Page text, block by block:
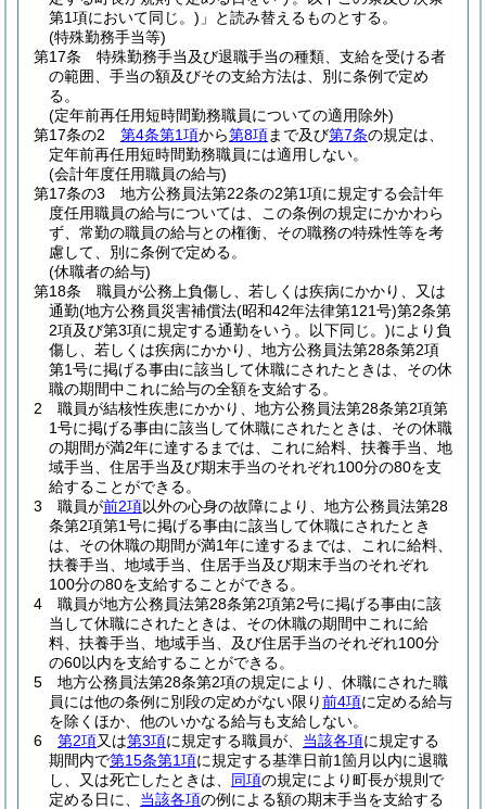
第1項において同じ。) 」と読み替えるものとする。
(特殊勤務手当等)
第17条
特殊勤務手当及び退職手当の種類、支給を受ける者
の範囲、手当の額及びその支給方法は、別に条例で定め
る。
(定年前再任用短時間勤務職員についての適用除外)
第17条の2
第4条第1項から第8項まで及び第7条の規定は、
定年前再任用短時間勤務職員には適用しない。
(会計年度任用職員の給与)
第17条の3
地方公務員法第22条の2第1項に規定する会計年
度任用職員の給与については、この条例の規定にかかわら
ず、常勤の職員の給与との権衡、その職務の特殊性等を考
慮して、別に条例で定める。
(休職者の給与)
第18条
職員が公務上負傷し、若しくは疾病にかかり、又は
通勤(地方公務員災害補償法(昭和42年法律第121号)第2条第
2項及び第3項に規定する通勤をいう。以下同じ。)により負
傷し、若しくは疾病にかかり、地方公務員法第28条第2項
第1号に掲げる事由に該当して休職にされたときは、その休
職の期間中これに給与の全額を支給する。
2
職員が結核性疾患にかかり、地方公務員法第28条第2項第
1号に掲げる事由に該当して休職にされたときは、その休職
の期間が満2年に達するまでは、これに給料、扶養手当、地
域手当、住居手当及び期末手当のそれぞれ100分の80を支
給することができる。
3
職員が前2項以外の心身の故障により、地方公務員法第28
条第2項第1号に掲げる事由に該当して休職にされたとき
は、その休職の期間が満1年に達するまでは、これに給料、
扶養手当、地域手当、住居手当及び期末手当のそれぞれ
100分の80を支給することができる。
4
職員が地方公務員法第28条第2項第2号に掲げる事由に該
当して休職にされたときは、その休職の期間中これに給
料、扶養手当、地域手当、及び住居手当のそれぞれ100分
の60以内を支給することができる。
5
地方公務員法第28条第2項の規定により、休職にされた職
員には他の条例に別段の定めがない限り前4項に定める給与
を除くほか、他のいかなる給与も支給しない。
6
第2項又は第3項に規定する職員が、 当該各項に規定する
期間内で第15条第1項に規定する基準日前1箇月以内に退職
し、又は死亡したときは、 同項の規定により町長が規則で
定める日に、 当該各項の例による額の期末手当を支給する